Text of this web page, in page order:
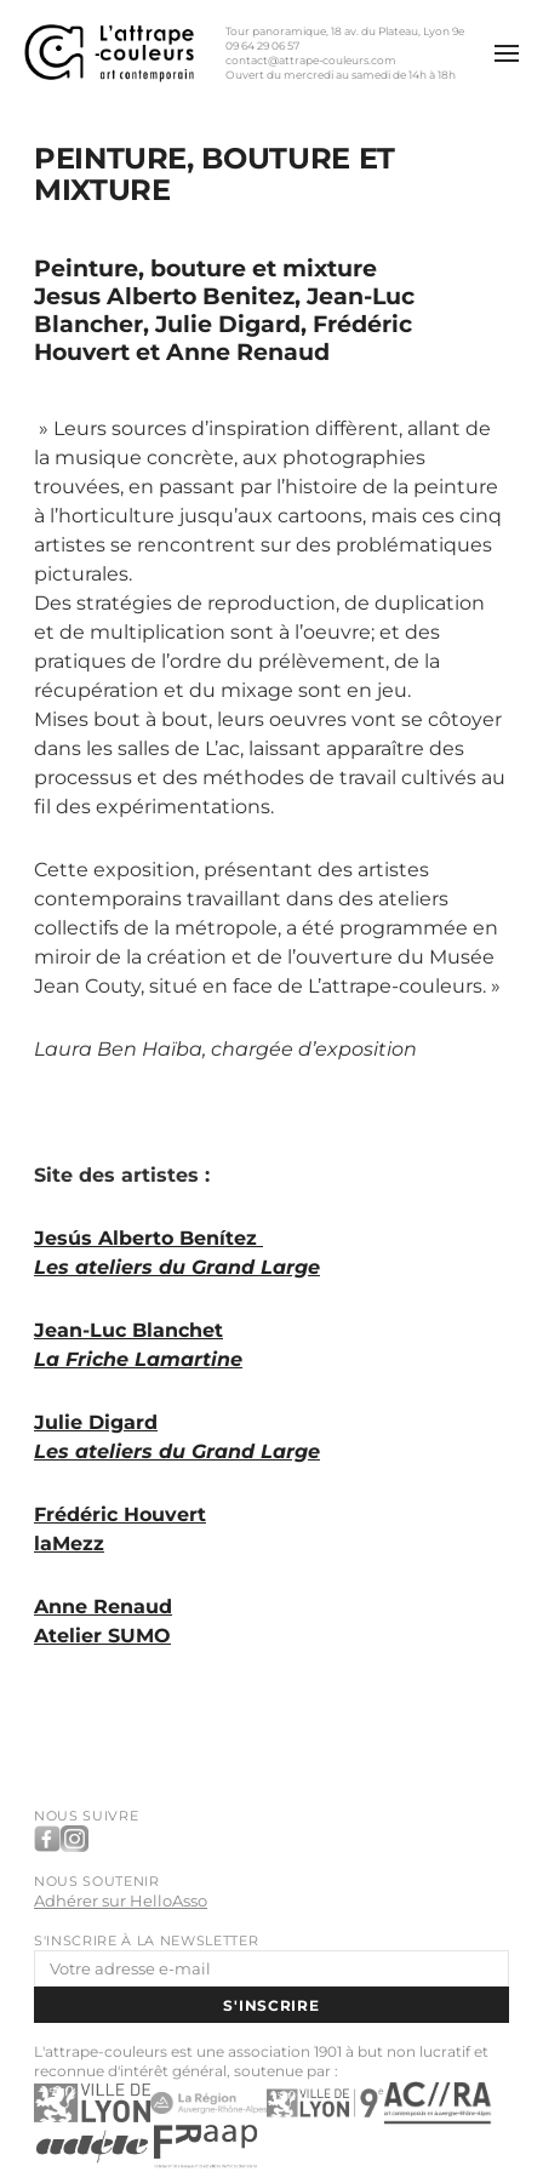
Tour panoramique, 18 av. du Plateau, Lyon 9e
09 64 29 06 57
contact@attrape-couleurs.com
Ouvert du mercredi au samedi de 14h à 18h
PEINTURE, BOUTURE ET
MIXTURE
Peinture, bouture et mixture
Jesus Alberto Benitez, Jean-Luc
Blancher, Julie Digard, Frédéric
Houvert et Anne Renaud
» Leurs sources d’inspiration diffèrent, allant de
la musique concrète, aux photographies
trouvées, en passant par l’histoire de la peinture
à l’horticulture jusqu’aux cartoons, mais ces cinq
artistes se rencontrent sur des problématiques
picturales.
Des stratégies de reproduction, de duplication
et de multiplication sont à l’oeuvre; et des
pratiques de l’ordre du prélèvement, de la
récupération et du mixage sont en jeu.
Mises bout à bout, leurs oeuvres vont se côtoyer
dans les salles de L’ac, laissant apparaître des
processus et des méthodes de travail cultivés au
fil des expérimentations.
Cette exposition, présentant des artistes
contemporains travaillant dans des ateliers
collectifs de la métropole, a été programmée en
miroir de la création et de l’ouverture du Musée
Jean Couty, situé en face de L’attrape-couleurs. »
Laura Ben Haïba, chargée d’exposition
Site des artistes :
Jesús Alberto Benítez
Les ateliers du Grand Large
Jean-Luc Blanchet
La Friche Lamartine
Julie Digard
Les ateliers du Grand Large
Frédéric Houvert
laMezz
Anne Renaud
Atelier SUMO
NOUS SUIVRE
NOUS SOUTENIR
Adhérer sur HelloAsso
S'INSCRIRE À LA NEWSLETTER
Adresse
e-
mail
S'INSCRIRE
L'attrape-couleurs est une association 1901 à but non lucratif et
reconnue d'intérêt général, soutenue par :